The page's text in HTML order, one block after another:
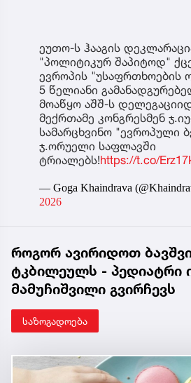
ეუთო-ს ჰააგის
"პოლიტიკურ შაპიტოდ"
ევროპის "უსაფრთხოების
5 წელიანი
მოაწყო აშშ-ს
მექრთამე კონგრესმენ
სამარცხვინო "ევროპული
ჯ.ორუელი საფლავში
ტრიალებს!https://t.co/
— Goga Khaindrava
2026
როგორ ავირიდოთ
ტკბილეულს - პედიატრი
მამუჩიშვილი გვირჩევს
საზოგადოება